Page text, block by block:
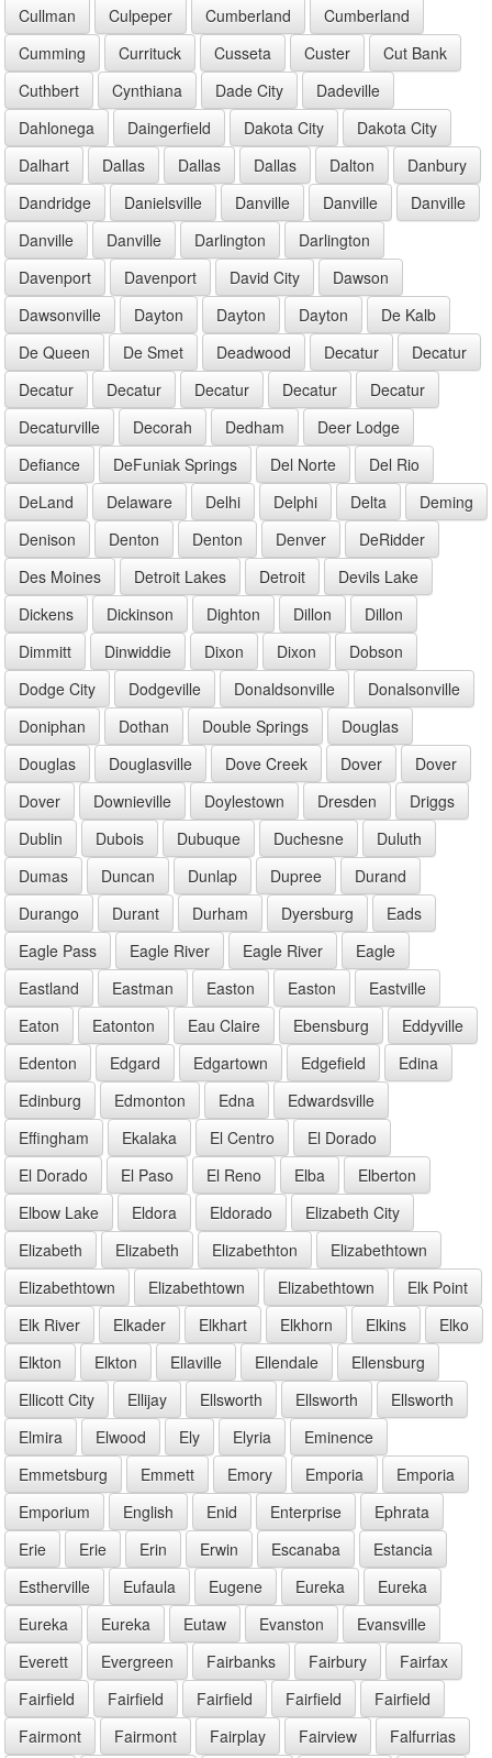
Cullman
Culpeper Cumberland
Cumberland
Cumming
Currituck Cusseta Custer
Cut Bank
Cuthbert
Cynthiana Dade City
Dadeville
Dahlonega
Daingerfield Dakota City
Dakota City
Dalhart
Dallas Dallas Dallas Dalton
Danbury
Dandridge
Danielsville Danville Danville
Danville
Danville
Danville Darlington
Darlington
Davenport
Davenport David City
Dawson
Dawsonville
Dayton Dayton Dayton
De Kalb
De Queen
De Smet Deadwood Decatur
Decatur
Decatur
Decatur Decatur Decatur
Decatur
Decaturville
Decorah Dedham
Deer Lodge
Defiance
DeFuniak Springs Del Norte
Del Rio
DeLand
Delaware Delhi Delphi Delta
Deming
Denison
Denton Denton Denver
DeRidder
Des Moines
Detroit Lakes Detroit
Devils Lake
Dickens
Dickinson Dighton Dillon
Dillon
Dimmitt
Dinwiddie Dixon Dixon
Dobson
Dodge City
Dodgeville Donaldsonville
Donalsonville
Doniphan
Dothan Double Springs
Douglas
Douglas
Douglasville Dove Creek Dover
Dover
Dover
Downieville Doylestown Dresden
Driggs
Dublin
Dubois Dubuque Duchesne
Duluth
Dumas
Duncan Dunlap Dupree
Durand
Durango
Durant Durham Dyersburg
Eads
Eagle Pass
Eagle River Eagle River
Eagle
Eastland
Eastman Easton Easton
Eastville
Eaton
Eatonton Eau Claire Ebensburg
Eddyville
Edenton
Edgard Edgartown Edgefield
Edina
Edinburg
Edmonton Edna
Edwardsville
Effingham
Ekalaka El Centro
El Dorado
El Dorado
El Paso El Reno Elba
Elberton
Elbow Lake
Eldora Eldorado
Elizabeth City
Elizabeth
Elizabeth Elizabethton
Elizabethtown
Elizabethtown
Elizabethtown Elizabethtown
Elk Point
Elk River
Elkader Elkhart Elkhorn Elkins
Elko
Elkton
Elkton Ellaville Ellendale
Ellensburg
Ellicott City
Ellijay Ellsworth Ellsworth
Ellsworth
Elmira
Elwood Ely Elyria
Eminence
Emmetsburg
Emmett Emory Emporia
Emporia
Emporium
English Enid Enterprise
Ephrata
Erie
Erie Erin Erwin Escanaba
Estancia
Estherville
Eufaula Eugene Eureka
Eureka
Eureka
Eureka Eutaw Evanston
Evansville
Everett
Evergreen Fairbanks Fairbury
Fairfax
Fairfield
Fairfield Fairfield Fairfield
Fairfield
Fairmont
Fairmont Fairplay Fairview Falfurrias